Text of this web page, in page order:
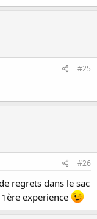
#25
#26
regrets dans le sac
experience